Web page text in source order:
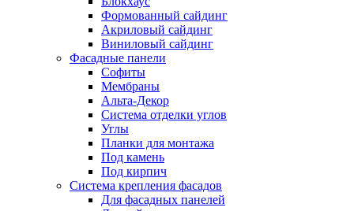
Формованный сайдинг
Акриловый сайдинг
Виниловый сайдинг
Фасадные панели
Софиты
Мембраны
Альта-Декор
Система отделки углов
Углы
Планки для монтажа
Под камень
Под кирпич
Система крепления фасадов
Для фасадных панелей